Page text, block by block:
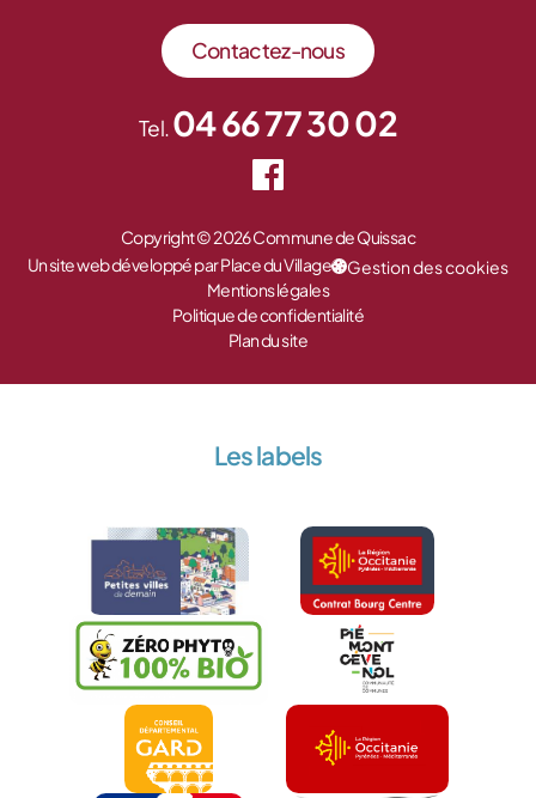
Contactez-nous
Tel.04 66 77 30 02
Copyright © 2026 Commune de Quissac
Un site web développé par Place du Village
Gestion des cookies
Mentions légales
Politique de confidentialité
Plan du site
Les labels